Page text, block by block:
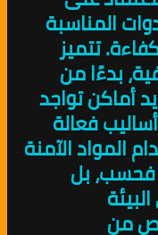
المناسبة
تتميز
بدءًا من
أماكن تواجد
فعالة
المواد الآمنة
بل
من